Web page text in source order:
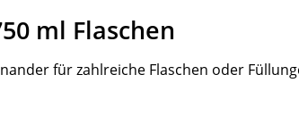
ml Flaschen
für zahlreiche Flaschen oder